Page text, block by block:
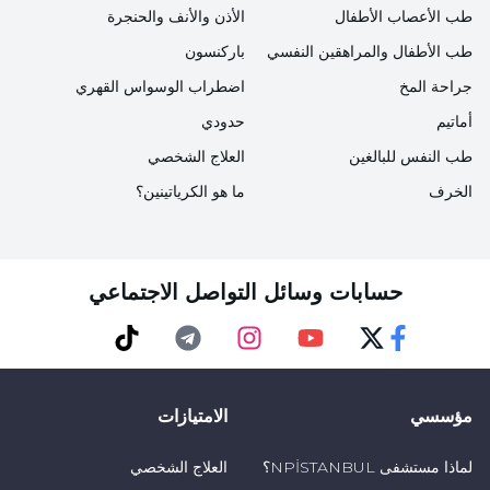
وفقاً للاحتياجات الخاصة للفرد ومكان معيشته.
أثناء عملية العلاج، فإن الدعم الكبير من أسرة الشخص
والأشخاص في بيئته القريبة يغير من شكل العلاج ومساره.
طب الأعصاب الأطفال
الأذن والأنف والحنجرة
طب الأطفال والمراهقين النفسي
جراحة المخ
أماتيم
طب النفس للبالغين
الخرف
باركنسون
اضطراب الوسواس القهري
حدودي
العلاج الشخصي
ما هو الكرياتينين؟
حسابات وسائل التواصل الاجتماعي
مؤسسي
لماذا مستشفى NPİSTANBUL؟
الامتيازات
العلاج الشخصي